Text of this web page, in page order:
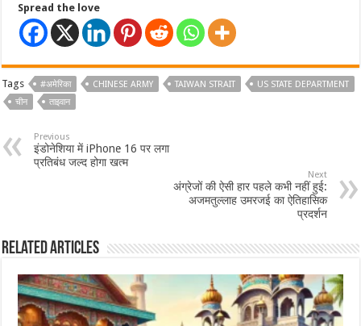
Spread the love
Tags #अमेरिका CHINESE ARMY TAIWAN STRAIT
US STATE DEPARTMENT
चीन
ताइवान
Previous
इंडोनेशिया में iPhone 16 पर लगा
प्रतिबंध जल्द होगा खत्म
Next
अंग्रेजों की ऐसी हार पहले कभी नहीं हुई:
अजमतुल्लाह उमरजई का ऐतिहासिक
प्रदर्शन
Related Articles